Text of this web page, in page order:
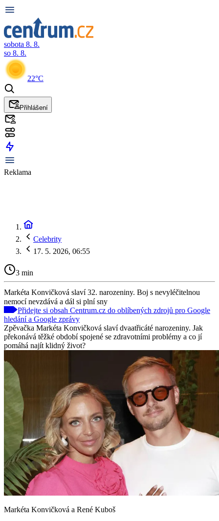
sobota 8. 8.
so 8. 8.
22°C
Přihlášení
Reklama
Celebrity
17. 5. 2026, 06:55
3 min
Markéta Konvičková slaví 32. narozeniny. Boj s nevyléčitelnou
nemocí nevzdává a dál si plní sny
Přidejte si obsah Centrum.cz do oblíbených zdrojů pro Google
hledání a Google zprávy
Zpěvačka Markéta Konvičková slaví dvaatřicáté narozeniny. Jak
překonává těžké období spojené se zdravotními problémy a co jí
pomáhá najít klidný život?
Markéta Konvičková a René Kuboš